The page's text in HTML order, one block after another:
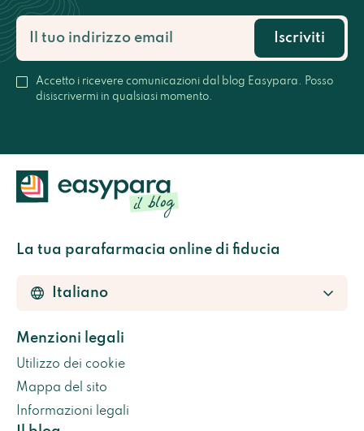
Accetto i ricevere comunicazioni dal blog Easypara. Posso
disiscrivermi in qualsiasi momento.
Iscriviti
La tua parafarmacia online di fiducia
Menzioni legali
Utilizzo dei cookie
Mappa del sito
Informazioni legali